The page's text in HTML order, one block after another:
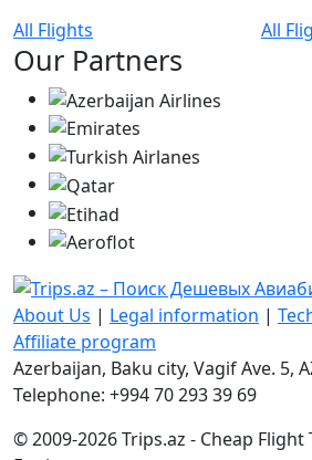
All Flights
All
Our Partners
About Us | Legal information |
Affiliate program
Azerbaijan, Baku city, Vagif Ave. 5,
Telephone: +994 70 293 39 69
© 2009-2026 Trips.az - Cheap Flight